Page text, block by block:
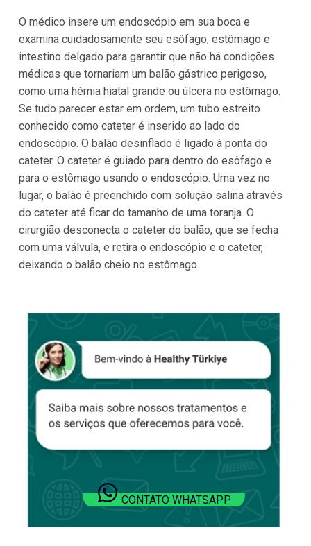
O médico insere um endoscópio em sua boca e
examina cuidadosamente seu esôfago, estômago e
intestino delgado para garantir que não há condições
médicas que tornariam um balão gástrico perigoso,
como uma hérnia hiatal grande ou úlcera no estômago.
Se tudo parecer estar em ordem, um tubo estreito
conhecido como cateter é inserido ao lado do
endoscópio. O balão desinflado é ligado à ponta do
cateter. O cateter é guiado para dentro do esôfago e
para o estômago usando o endoscópio. Uma vez no
lugar, o balão é preenchido com solução salina através
do cateter até ficar do tamanho de uma toranja. O
cirurgião desconecta o cateter do balão, que se fecha
com uma válvula, e retira o endoscópio e o cateter,
deixando o balão cheio no estômago.
CONTATO WHATSAPP